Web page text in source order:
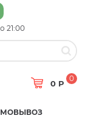
21:00
0 Р
0